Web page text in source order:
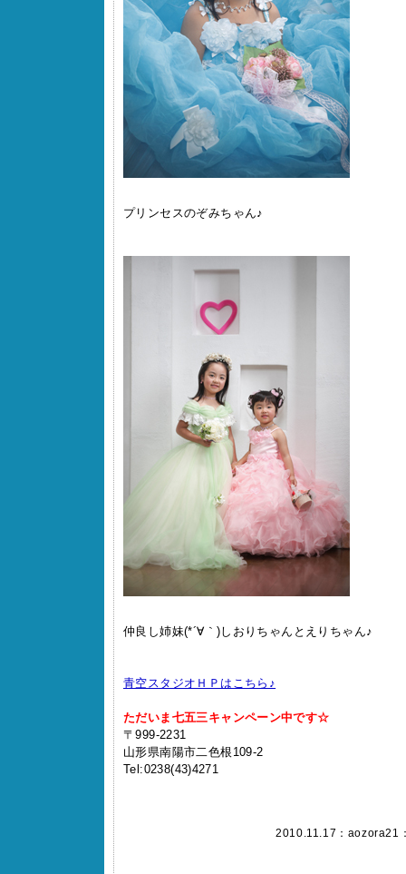
プリンセスのぞみちゃん♪
仲良し姉妹(*´∀｀)しおりちゃんとえりちゃん♪
青空スタジオＨＰはこちら♪
ただいま七五三キャンペーン中です☆
〒999-2231
山形県南陽市二色根109-2
Tel:0238(43)4271
2010.11.17： aozora21